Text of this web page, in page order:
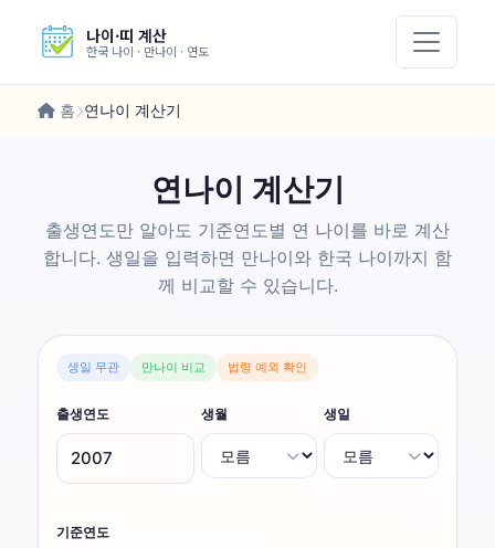
나이·띠 계산
한국 나이 · 만나이 · 연도
홈 연나이 계산기
연나이 계산기
출생연도만 알아도 기준연도별 연 나이를 바로 계산
합니다. 생일을 입력하면 만나이와 한국 나이까지 함
께 비교할 수 있습니다.
생일 무관 만나이 비교 법령 예외 확인
출생연도 생월 생일
기준연도